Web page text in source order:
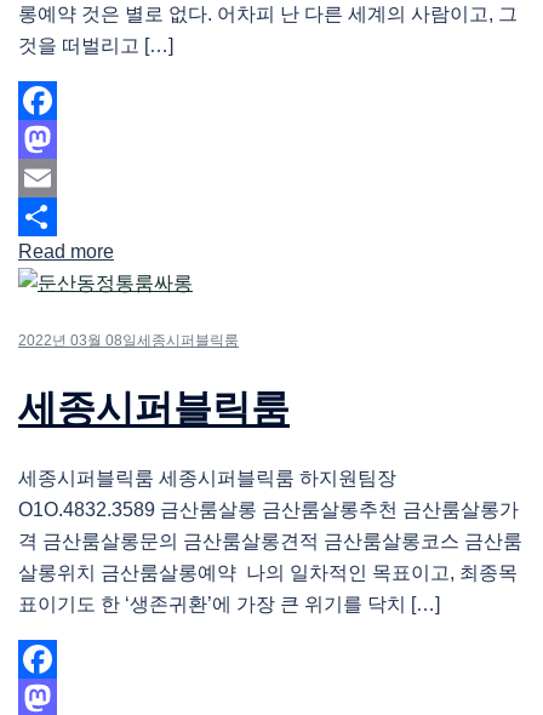
롱예약 것은 별로 없다. 어차피 난 다른 세계의 사람이고, 그
것을 떠벌리고 […]
Facebook
Mastodon
Email
Share
Read more
2022년 03월 08일 세종시퍼블릭룸
세종시퍼블릭룸
세종시퍼블릭룸 세종시퍼블릭룸 하지원팀장
O1O.4832.3589 금산룸살롱 금산룸살롱추천 금산룸살롱가
격 금산룸살롱문의 금산룸살롱견적 금산룸살롱코스 금산룸
살롱위치 금산룸살롱예약 나의 일차적인 목표이고, 최종목
표이기도 한 ‘생존귀환’에 가장 큰 위기를 닥치 […]
Facebook